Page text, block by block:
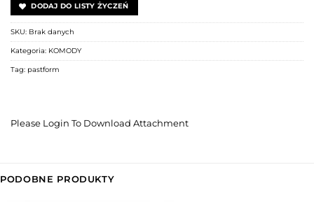
DODAJ DO LISTY ŻYCZEŃ
SKU: Brak danych
Kategoria: KOMODY
Tag: pastform
Please Login To Download Attachment
PODOBNE PRODUKTY